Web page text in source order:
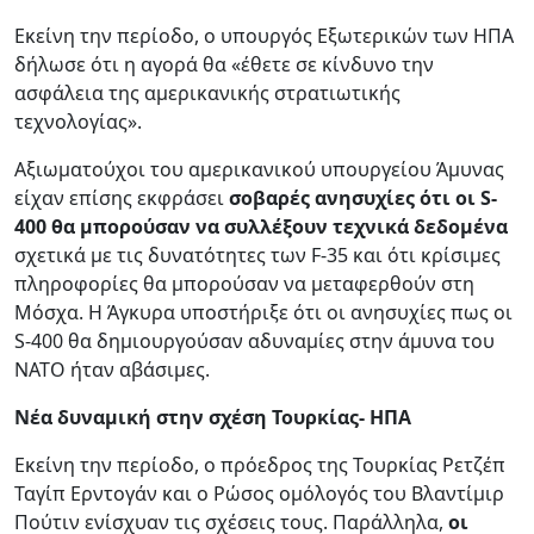
Εκείνη την περίοδο, ο υπουργός Εξωτερικών των ΗΠΑ
δήλωσε ότι η αγορά θα «έθετε σε κίνδυνο την
ασφάλεια της αμερικανικής στρατιωτικής
τεχνολογίας».
Αξιωματούχοι του αμερικανικού υπουργείου Άμυνας
είχαν επίσης εκφράσεισοβαρές ανησυχίες ότι οι S-
400 θα μπορούσαν να συλλέξουν τεχνικά δεδομένα
σχετικά με τις δυνατότητες των F-35 και ότι κρίσιμες
πληροφορίες θα μπορούσαν να μεταφερθούν στη
Μόσχα. Η Άγκυρα υποστήριξε ότι οι ανησυχίες πως οι
S-400 θα δημιουργούσαν αδυναμίες στην άμυνα του
ΝΑΤΟ ήταν αβάσιμες.
Νέα δυναμική στην σχέση Τουρκίας- ΗΠΑ
Εκείνη την περίοδο, ο πρόεδρος της Τουρκίας Ρετζέπ
Ταγίπ Ερντογάν και ο Ρώσος ομόλογός του Βλαντίμιρ
Πούτιν ενίσχυαν τις σχέσεις τους. Παράλληλα, οι